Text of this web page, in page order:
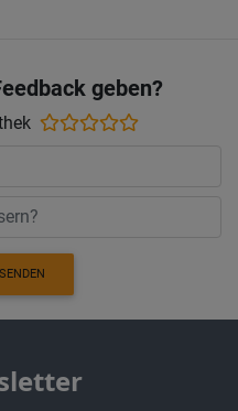
geben?